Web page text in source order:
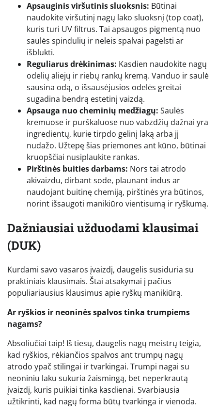
Apsauginis viršutinis sluoksnis: Būtinai
naudokite viršutinį nagų lako sluoksnį (top coat),
kuris turi UV filtrus. Tai apsaugos pigmentą nuo
saulės spindulių ir neleis spalvai pagelsti ar
išblukti.
Reguliarus drėkinimas: Kasdien naudokite nagų
odelių aliejų ir riebų rankų kremą. Vanduo ir saulė
sausina odą, o išsausėjusios odelės greitai
sugadina bendrą estetinį vaizdą.
Apsauga nuo cheminių medžiagų: Saulės
kremuose ir purškaluose nuo vabzdžių dažnai yra
ingredientų, kurie tirpdo gelinį laką arba jį
nudažo. Užtepę šias priemones ant kūno, būtinai
kruopščiai nusiplaukite rankas.
Pirštinės buities darbams: Nors tai atrodo
akivaizdu, dirbant sode, plaunant indus ar
naudojant buitinę chemiją, pirštinės yra būtinos,
norint išsaugoti manikiūro vientisumą ir ryškumą.
Dažniausiai užduodami klausimai
(DUK)
Kurdami savo vasaros įvaizdį, daugelis susiduria su
praktiniais klausimais. Štai atsakymai į pačius
populiariausius klausimus apie ryškų manikiūrą.
Ar ryškios ir neoninės spalvos tinka trumpiems
nagams?
Absoliučiai taip! Iš tiesų, daugelis nagų meistrų teigia,
kad ryškios, rėkiančios spalvos ant trumpų nagų
atrodo ypač stilingai ir tvarkingai. Trumpi nagai su
neoniniu laku sukuria žaismingą, bet neperkrautą
įvaizdį, kuris puikiai tinka kasdienai. Svarbiausia
užtikrinti, kad nagų forma būtų tvarkinga ir vienoda.